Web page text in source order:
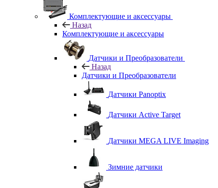
Комплектующие и аксессуары
Назад
Комплектующие и аксессуары
Датчики и Преобразователи
Назад
Датчики и Преобразователи
Датчики Panoptix
Датчики Active Target
Датчики MEGA LIVE Imaging
Зимние датчики